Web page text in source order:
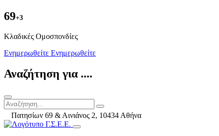
69+3
Kλαδικές Ομοσπονδίες
Ενημερωθείτε Ενημερωθείτε
Αναζήτηση για ....
Πατησίων 69 & Αινιάνος 2, 10434 Αθήνα